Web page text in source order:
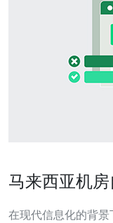
马来西亚机
在现代信息化的背